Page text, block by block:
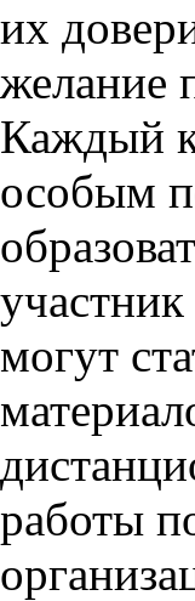
их
желание
Каждый
особым
могут
работы